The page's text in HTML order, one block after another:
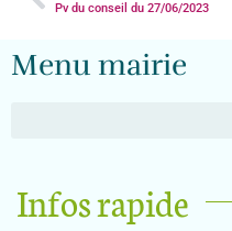
Pv du conseil du 27/06/2023
Menu mairie
Infos rapide